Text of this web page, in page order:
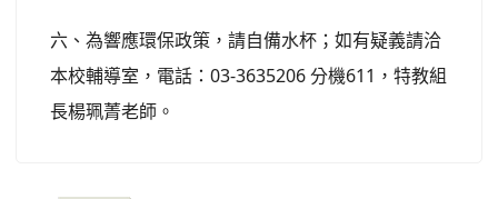
六、為響應環保政策，請自備水杯；如有疑義請洽
本校輔導室，電話：03-3635206 分機611，特教組
長楊珮菁老師。